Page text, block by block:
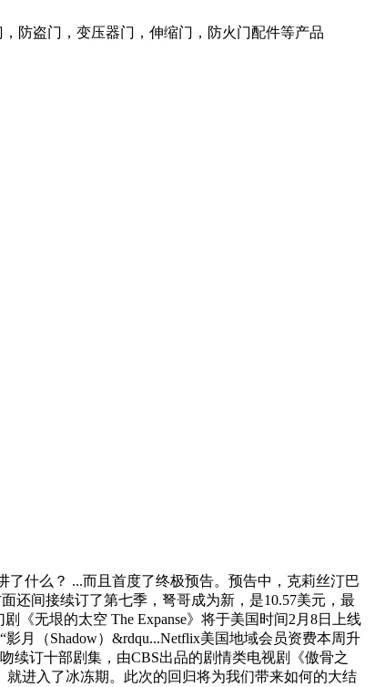
防盗门，变压器门，伸缩门，防火门配件等产品
什么？ ...而且首度了终极预告。预告中，克莉丝汀巴
还间接续订了第七季，弩哥成为新，是10.57美元，最
《无垠的太空 The Expanse》将于美国时间2月8日上线
月（Shadow）&rdqu...Netflix美国地域会员资费本周升
续订十部剧集，由CBS出品的剧情类电视剧《傲骨之
进入了冰冻期。此次的回归将为我们带来如何的大结